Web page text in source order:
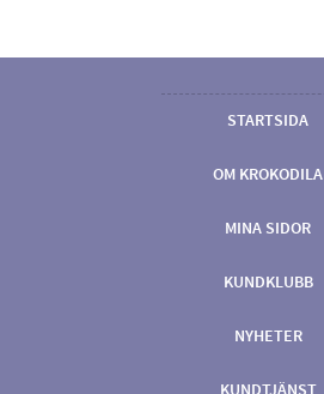
STARTSIDA
OM KROKODILA
MINA SIDOR
KUNDKLUBB
NYHETER